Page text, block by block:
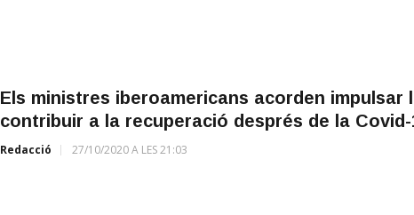
Els ministres iberoamericans acorden impulsar
contribuir a la recuperació després de la Covid-
Redacció 27/10/2020 A LES 21:03